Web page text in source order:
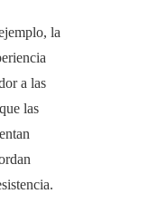
la
a las
las